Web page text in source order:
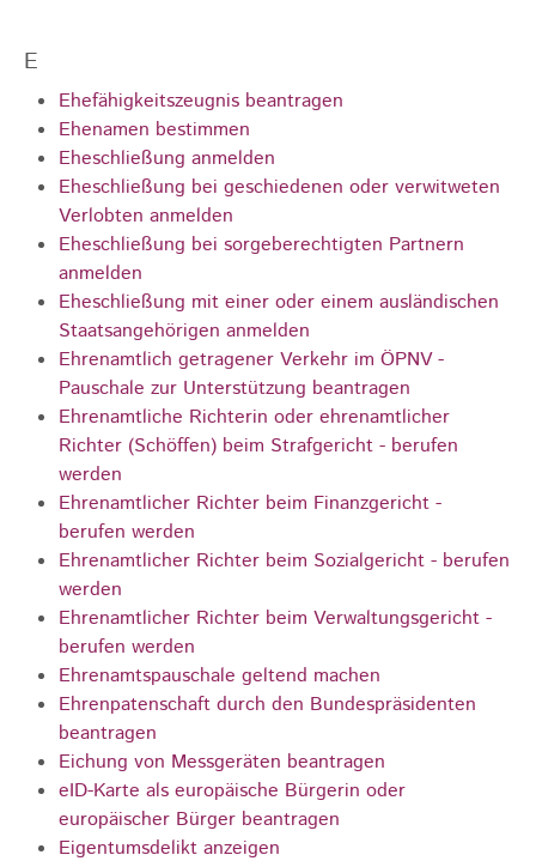
E
Ehefähigkeitszeugnis beantragen
Ehenamen bestimmen
Eheschließung anmelden
Eheschließung bei geschiedenen oder verwitweten
Verlobten anmelden
Eheschließung bei sorgeberechtigten Partnern
anmelden
Eheschließung mit einer oder einem ausländischen
Staatsangehörigen anmelden
Ehrenamtlich getragener Verkehr im ÖPNV -
Pauschale zur Unterstützung beantragen
Ehrenamtliche Richterin oder ehrenamtlicher
Richter (Schöffen) beim Strafgericht - berufen
werden
Ehrenamtlicher Richter beim Finanzgericht -
berufen werden
Ehrenamtlicher Richter beim Sozialgericht - berufen
werden
Ehrenamtlicher Richter beim Verwaltungsgericht -
berufen werden
Ehrenamtspauschale geltend machen
Ehrenpatenschaft durch den Bundespräsidenten
beantragen
Eichung von Messgeräten beantragen
eID-Karte als europäische Bürgerin oder
europäischer Bürger beantragen
Eigentumsdelikt anzeigen